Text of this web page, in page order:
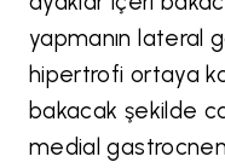
yapmanın lateral
hipertrofi ortaya
bakacak şekilde
medial